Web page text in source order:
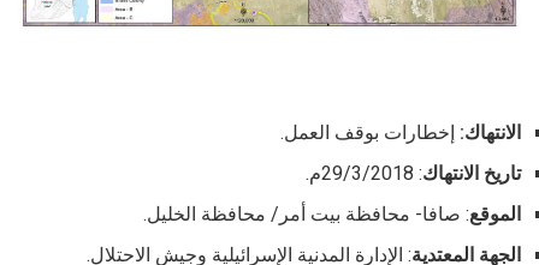
الانتهاك: إخطارات بوقف العمل.
تاريخ الانتهاك: 29/3/2018م.
الموقع: صافا- محافظة بيت أمر/ محافظة الخليل.
الجهة المعتدية: الإدارة المدنية الإسرائيلية وجيش الاحتلال.